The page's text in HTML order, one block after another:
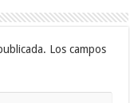
Los campos